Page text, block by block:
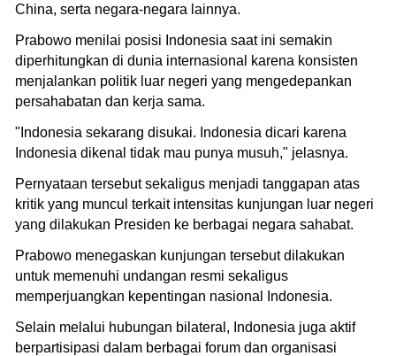
China, serta negara-negara lainnya.
Prabowo menilai posisi Indonesia saat ini semakin
diperhitungkan di dunia internasional karena konsisten
menjalankan politik luar negeri yang mengedepankan
persahabatan dan kerja sama.
"Indonesia sekarang disukai. Indonesia dicari karena
Indonesia dikenal tidak mau punya musuh," jelasnya.
Pernyataan tersebut sekaligus menjadi tanggapan atas
kritik yang muncul terkait intensitas kunjungan luar negeri
yang dilakukan Presiden ke berbagai negara sahabat.
Prabowo menegaskan kunjungan tersebut dilakukan
untuk memenuhi undangan resmi sekaligus
memperjuangkan kepentingan nasional Indonesia.
Selain melalui hubungan bilateral, Indonesia juga aktif
berpartisipasi dalam berbagai forum dan organisasi